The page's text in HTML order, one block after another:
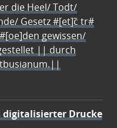
die Heel/ Todt/
Gesetz #[et]c̃ tr#
gewissen/
|| durch
digitalisierter Drucke